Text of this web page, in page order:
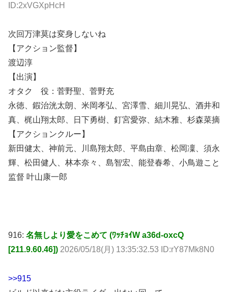
【アクション監督】
渡辺淳
【出演】
オタク 役：菅野聖、菅野充
永徳、鍜治洸太朗、米岡孝弘、宮澤雪、細川晃弘、酒井和
真、梶山翔太郎、日下勇樹、釘宮愛弥、結木雅、杉森菜摘
【アクションクルー】
新田健太、神前元、川島翔太郎、平島由章、松岡凜、須永
輝、松田健人、林本奈々、島智宏、能登春希、小鳥遊こと
监督 叶山康一郎
[211.9.60.46]) 2026/05/18(月) 13:35:32.53 ID:rY87Mk8N0
ビルド以来だな主役ライダー出ない回って